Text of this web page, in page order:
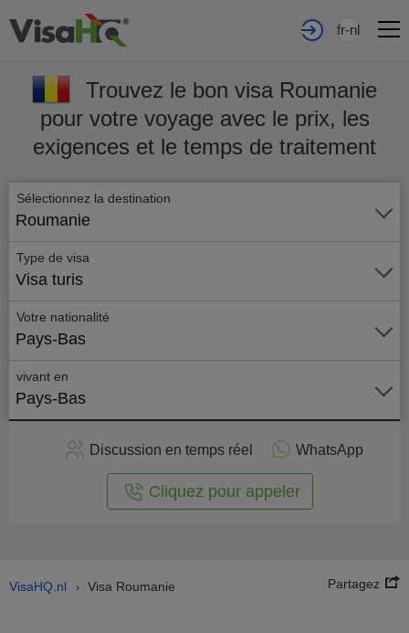
fr-nl
Trouvez le bon visa Roumanie
pour votre voyage avec le prix, les
exigences et le temps de traitement
Sélectionnez la destination
Roumanie
Type de visa
Visa turis
Votre nationalité
Pays-Bas
vivant en
Pays-Bas
Discussion en temps réel WhatsApp
Cliquez pour appeler
VisaHQ.nl › Visa Roumanie Partagez